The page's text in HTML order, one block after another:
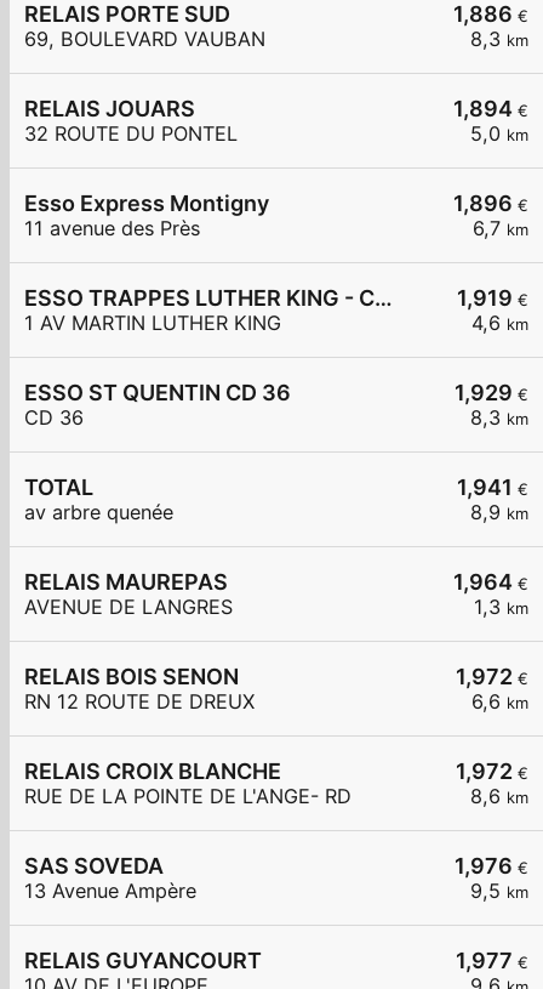
1,886 €
8,3 km
RELAIS PORTE SUD
69, BOULEVARD VAUBAN
1,894 €
5,0 km
RELAIS JOUARS
32 ROUTE DU PONTEL
1,896 €
6,7 km
Esso Express Montigny
11 avenue des Près
1,919 €
4,6 km
ESSO TRAPPES LUTHER KING - CARREFOUR EXPRESS
1 AV MARTIN LUTHER KING
1,929 €
8,3 km
ESSO ST QUENTIN CD 36
CD 36
1,941 €
8,9 km
TOTAL
av arbre quenée
1,964 €
1,3 km
RELAIS MAUREPAS
AVENUE DE LANGRES
1,972 €
6,6 km
RELAIS BOIS SENON
RN 12 ROUTE DE DREUX
1,972 €
8,6 km
RELAIS CROIX BLANCHE
RUE DE LA POINTE DE L'ANGE- RD
1,976 €
9,5 km
SAS SOVEDA
13 Avenue Ampère
1,977 €
RELAIS GUYANCOURT